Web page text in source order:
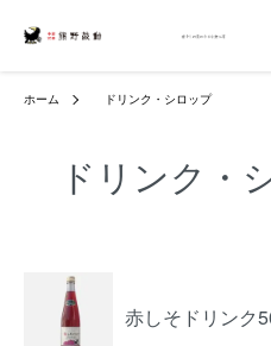
ホーム ドリンク・シロップ
ドリンク・
赤しそドリンク